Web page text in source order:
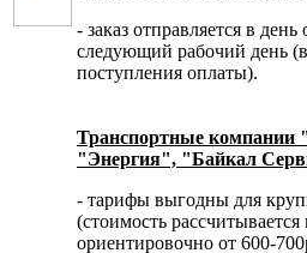
- заказ отправляется в
следующий рабочий день
поступления оплаты).
Транспортные
"Энергия", "Байкал
- тарифы выгодны для
(стоимость
ориентировочно от 600-